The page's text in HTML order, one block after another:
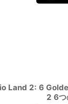
Land 2: 6
2 6つ